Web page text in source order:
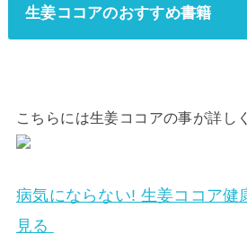
生姜ココアのおすすめ書籍
こちらには生姜ココアの事が詳し
病気にならない! 生姜ココア健
見る